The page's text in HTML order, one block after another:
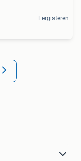
Eergisteren